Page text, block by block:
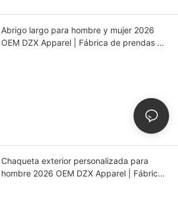
Abrigo largo para hombre y mujer 2026
OEM DZX Apparel | Fábrica de prendas de
Chaqueta exterior personalizada para
hombre 2026 OEM DZX Apparel | Fábrica